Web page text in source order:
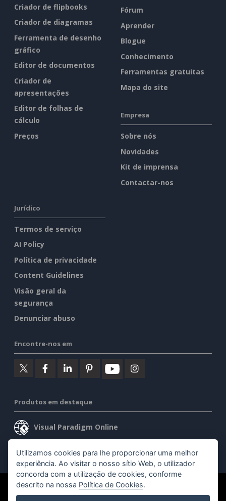
Criador de flipbooks
Criador de diagramas
Ferramenta de desenho
gráfico
Editor de documentos
Criador de
apresentações
Editor de folhas de
cálculo
Preços
Fórum
Aprender
Blogue
Conhecimento
Ferramentas gratuitas
Mapa do site
Empresa
Sobre nós
Novidades
Kit de imprensa
Contactar-nos
Jurídico
Termos de serviço
AI Policy
Política de privacidade
Content Guidelines
Visão geral da
segurança
Denunciar abuso
Encontre-nos em
Produtos em destaque
Visual Paradigm Online
Visual Paradigm Desktop
©2026 by Visual Paradigm. Todos os direitos reservados.
Utilizamos cookies para lhe proporcionar uma melhor
experiência. Ao visitar o nosso sítio Web, o utilizador
concorda com a utilização de cookies, conforme
descrito na nossa Política de Cookies.